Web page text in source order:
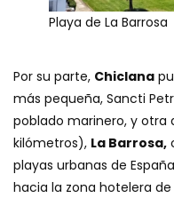
Playa de La Barrosa
Por su parte, Chiclana
más pequeña, Sancti
poblado marinero, y otra
kilómetros), La Barrosa,
playas urbanas de
hacia la zona hotelera